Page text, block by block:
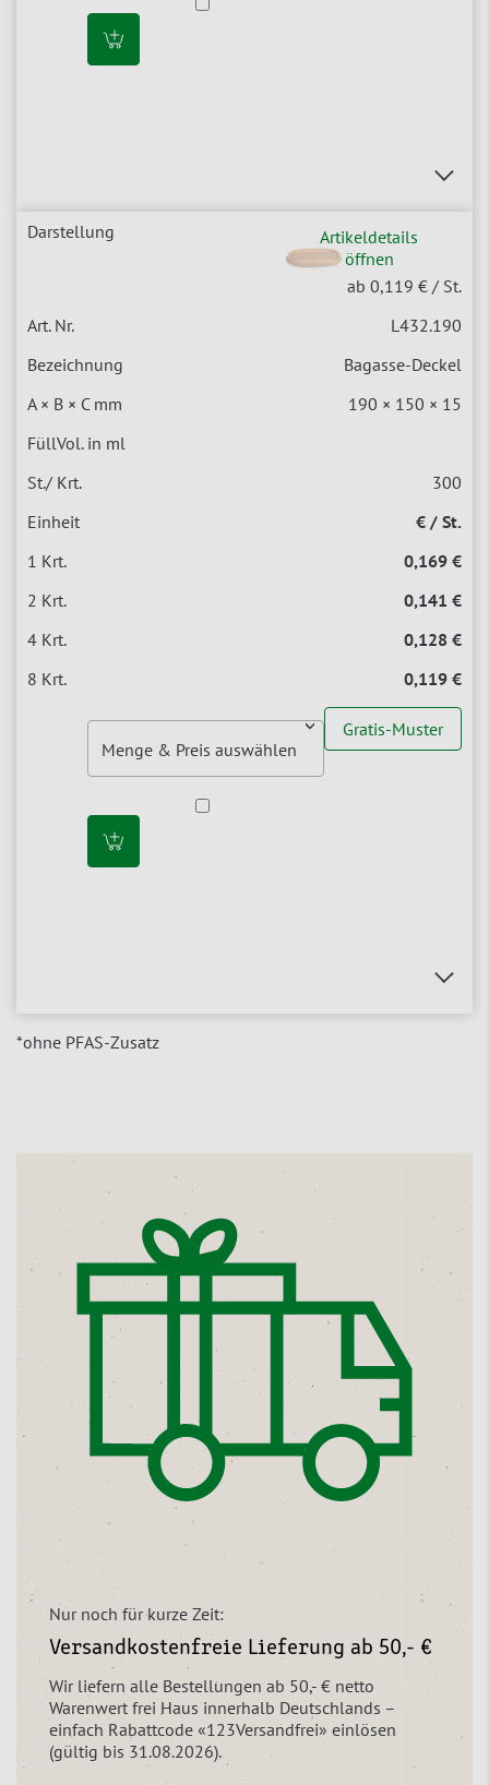
Artikeldetails
öffnen
ab 0,119 € / St.
L432.190
Bagasse-Deckel
190 × 150 × 15
300
€ / St.
0,169 €
0,141 €
0,128 €
0,119 €
Gratis-Muster
*ohne PFAS-Zusatz
Nur noch für kurze Zeit:
Versandkostenfreie Lieferung ab 50,- €
Wir liefern alle Bestellungen ab 50,- € netto
Warenwert frei Haus innerhalb Deutschlands –
einfach Rabattcode «123Versandfrei» einlösen
(gültig bis 31.08.2026).